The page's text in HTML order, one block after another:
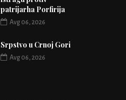
patrijarha Porfirija
Avg 06, 2026
Srpstvo u Crnoj Gori
Avg 06, 2026